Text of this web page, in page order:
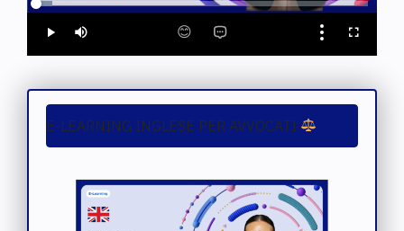
E-LEARNING INGLESE PER AVVOCATI